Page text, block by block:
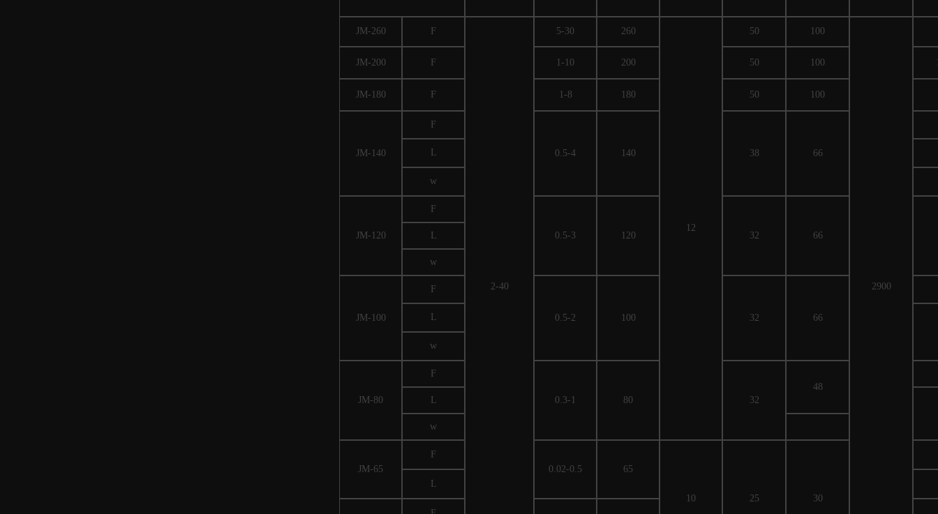
JM-260 F
2-40
5-30 260
12
50 100
2900
JM-200 F 1-10 200 50 100
JM-180 F 1-8 180 50 100
JM-140
F
0.5-4 140 38 66
L
w
JM-120
F
0.5-3 120 32 66
L
w
JM-100
F
0.5-2 100 32 66
L
w
JM-80
F
0.3-1 80 32
48
L
w
JM-65
F
0.02-0.5
65
10 25 30
L